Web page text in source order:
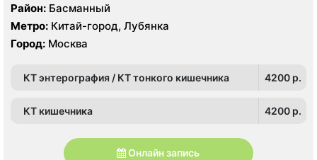
Район: Басманный
Метро: Китай-город, Лубянка
Город: Москва
КТ энтерография / КТ тонкого кишечника 4200 p.
КТ кишечника 4200 p.
Онлайн запись